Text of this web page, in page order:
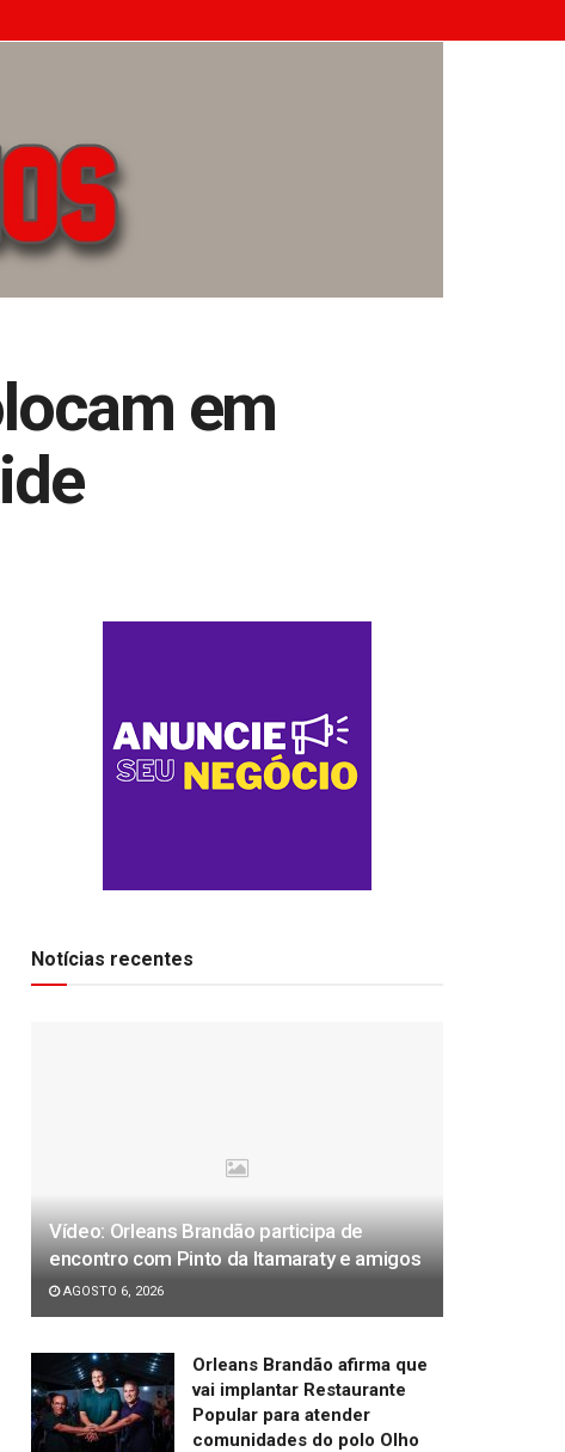
em
Notícias recentes
Vídeo: Orleans Brandão participa de
encontro com Pinto da Itamaraty e amigos
AGOSTO 6, 2026
Orleans Brandão afirma que
vai implantar Restaurante
Popular para atender
comunidades do polo Olho